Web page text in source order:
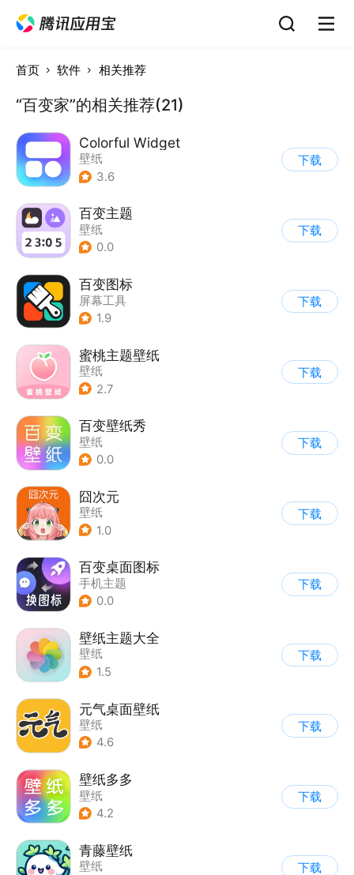
首页 软件 相关推荐
“百变家”的相关推荐(21)
Colorful Widget
壁纸
3.6
下载
百变主题
壁纸
0.0
下载
百变图标
屏幕工具
1.9
下载
蜜桃主题壁纸
壁纸
2.7
下载
百变壁纸秀
壁纸
0.0
下载
囧次元
壁纸
1.0
下载
百变桌面图标
手机主题
0.0
下载
壁纸主题大全
壁纸
1.5
下载
元气桌面壁纸
壁纸
4.6
下载
壁纸多多
壁纸
4.2
下载
青藤壁纸
壁纸
下载